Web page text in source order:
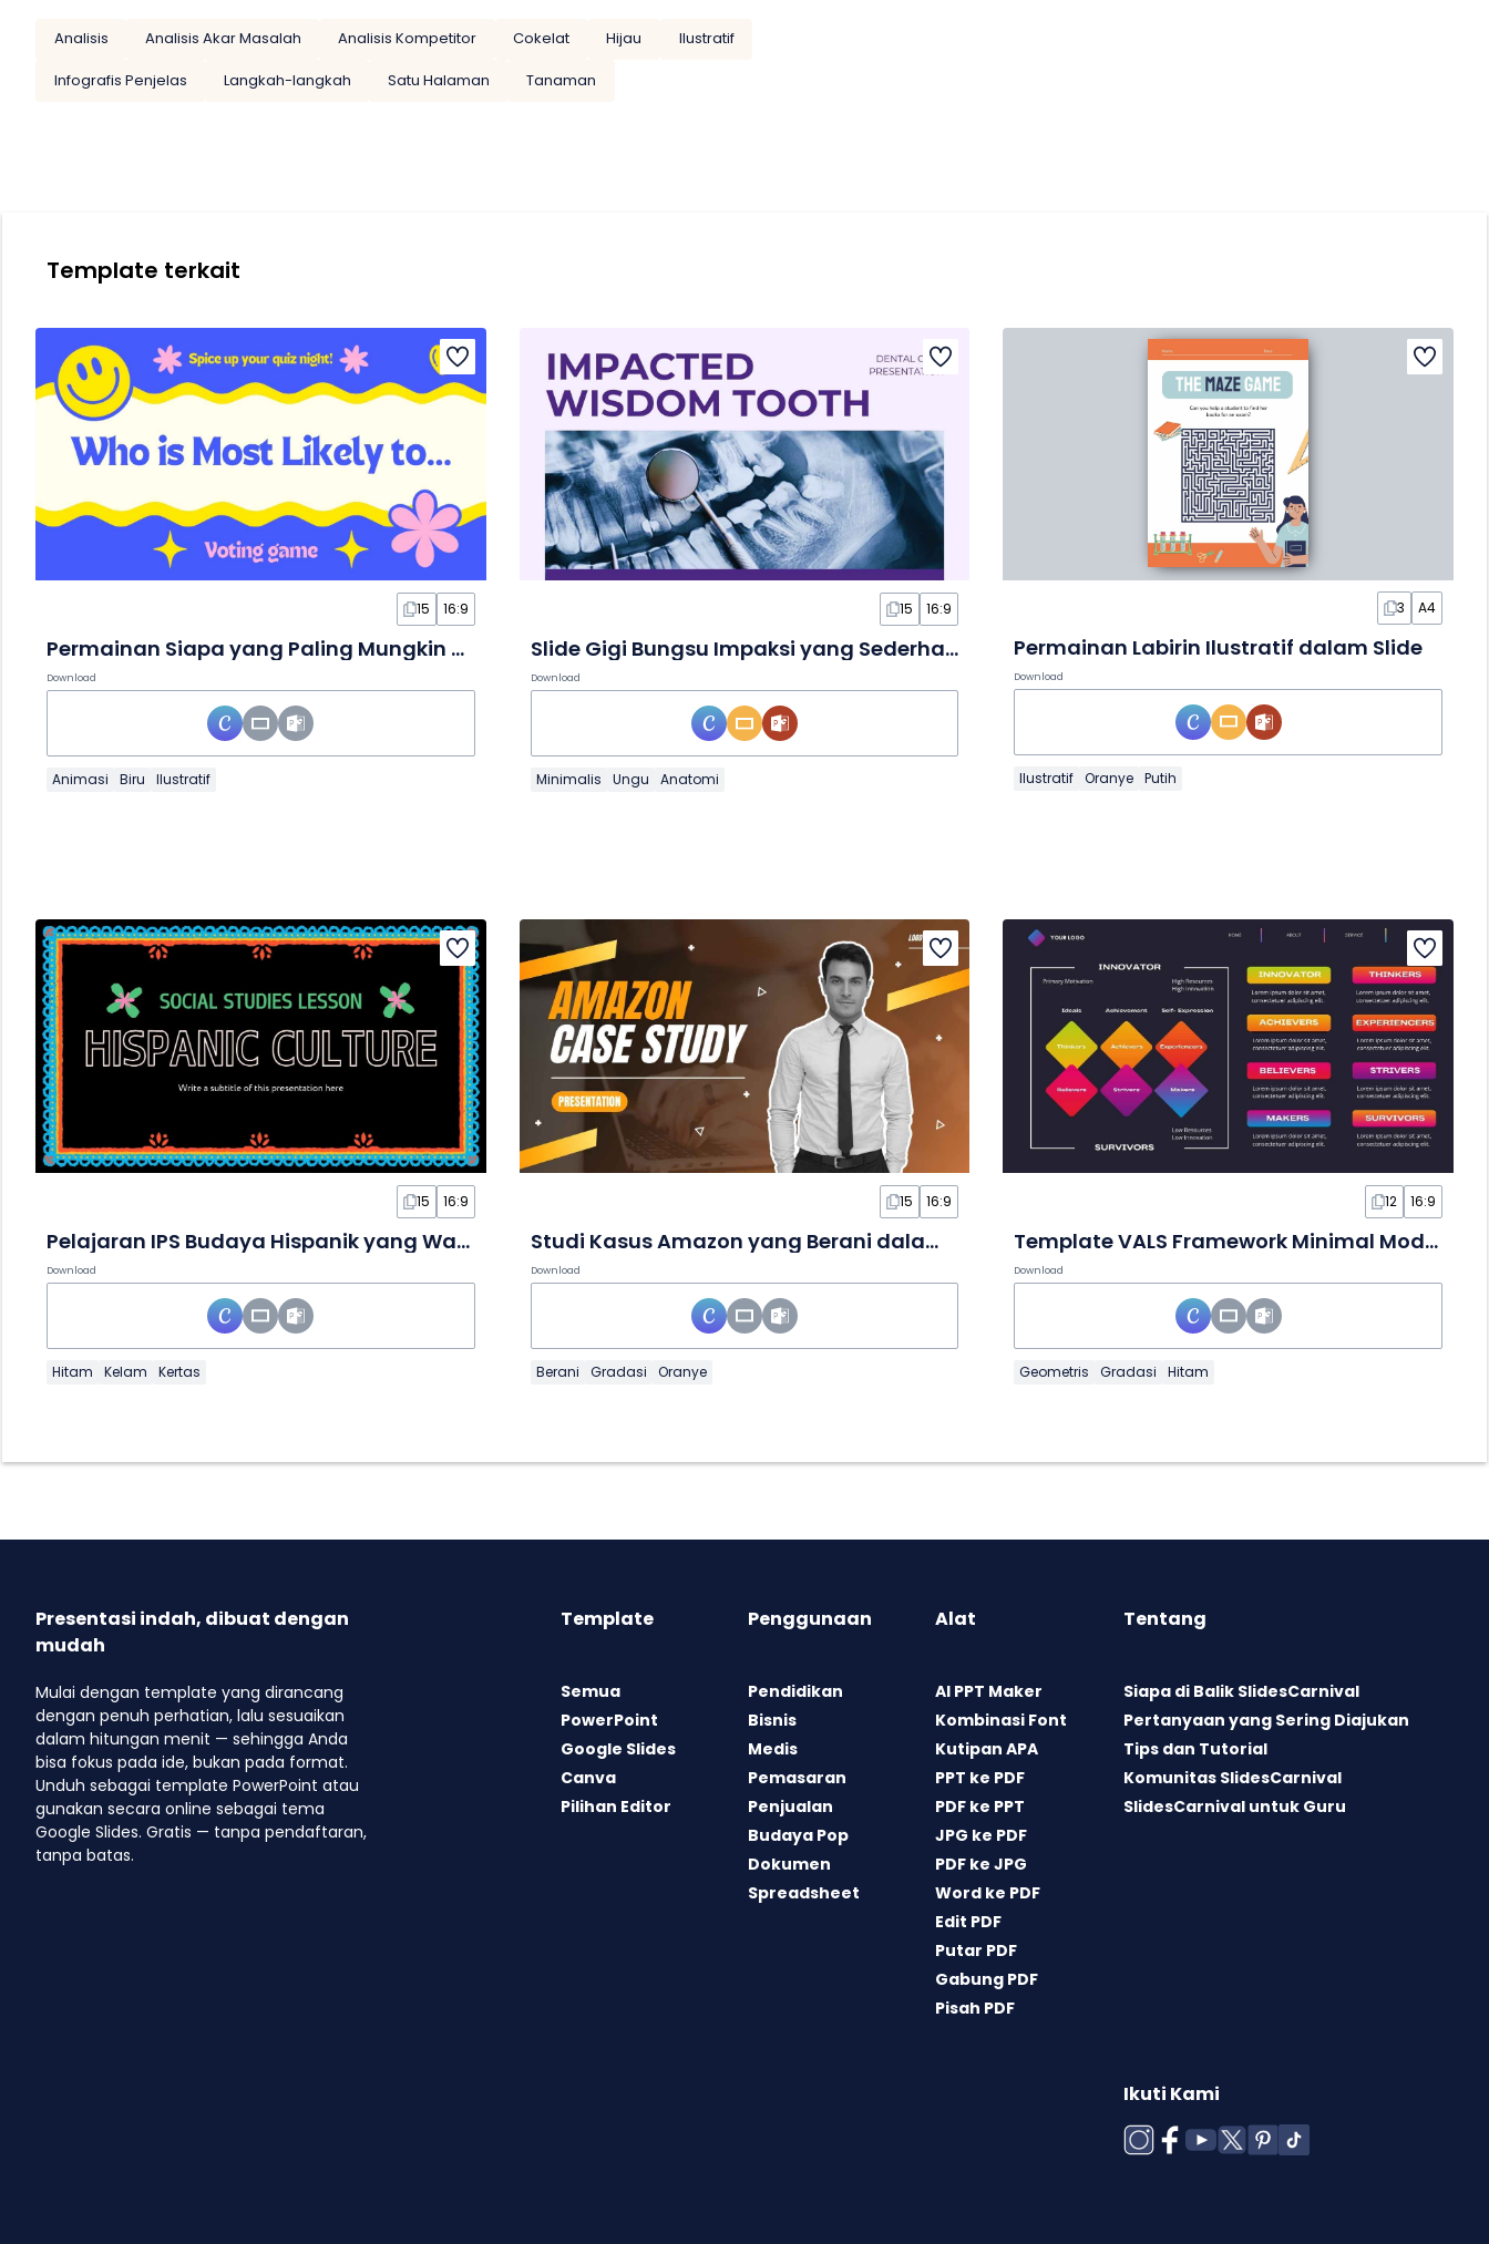
Analisis Analisis Akar Masalah Analisis Kompetitor Cokelat Hijau
Ilustratif
Infografis Penjelas
Langkah-langkah Satu Halaman Tanaman
Template terkait
15 16:9
Permainan Siapa yang Paling Mungkin dalam Slide yang Animatif
Download
Animasi Biru Ilustratif
15 16:9
Slide Gigi Bungsu Impaksi yang Sederhana
Download
Minimalis Ungu Anatomi
3 A4
Permainan Labirin Ilustratif dalam Slide
Download
Ilustratif Oranye Putih
15 16:9
Pelajaran IPS Budaya Hispanik yang Warna-Warni dalam Slide
Download
Hitam Kelam Kertas
15 16:9
Studi Kasus Amazon yang Berani dalam Slide
Download
Berani Gradasi Oranye
12 16:9
Template VALS Framework Minimal Modern dalam Slide
Download
Geometris Gradasi Hitam
Presentasi indah, dibuat dengan
mudah
Mulai dengan template yang dirancang
dengan penuh perhatian, lalu sesuaikan
dalam hitungan menit — sehingga Anda
bisa fokus pada ide, bukan pada format.
Unduh sebagai template PowerPoint atau
gunakan secara online sebagai tema
Google Slides. Gratis — tanpa pendaftaran,
tanpa batas.
Template
Semua
PowerPoint
Google Slides
Canva
Pilihan Editor
Penggunaan
Pendidikan
Bisnis
Medis
Pemasaran
Penjualan
Budaya Pop
Dokumen
Spreadsheet
Alat
AI PPT Maker
Kombinasi Font
Kutipan APA
PPT ke PDF
PDF ke PPT
JPG ke PDF
PDF ke JPG
Word ke PDF
Edit PDF
Putar PDF
Gabung PDF
Pisah PDF
Tentang
Siapa di Balik SlidesCarnival
Pertanyaan yang Sering Diajukan
Tips dan Tutorial
Komunitas SlidesCarnival
SlidesCarnival untuk Guru
Ikuti Kami